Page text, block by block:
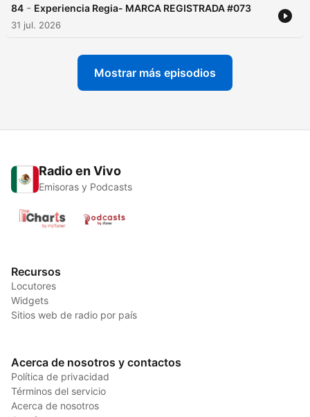
84 - Experiencia Regia- MARCA REGISTRADA #073
31 jul. 2026
Mostrar más episodios
Radio en Vivo
Emisoras y Podcasts
Recursos
Locutores
Widgets
Sitios web de radio por país
Acerca de nosotros y contactos
Política de privacidad
Términos del servicio
Acerca de nosotros